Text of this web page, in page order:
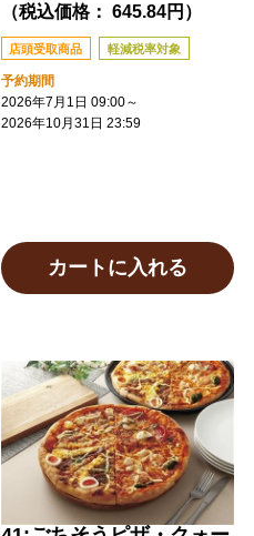
（税込価格： 645.84円）
店頭受取商品 軽減税率対象
予約期間
2026年7月1日 09:00～
2026年10月31日 23:59
カートに入れる